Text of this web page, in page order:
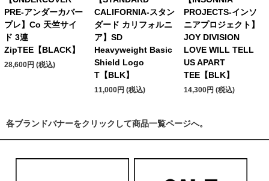
PRE-アンダーカバー
プレ】Co 天竺サイ
ド 3連
ZipTEE【BLACK】
28,600円 (税込)
CALIFORNIA-スタン
ダード カリフォルニ
ア】SD
Heavyweight Basic
Shield Logo
T【BLK】
11,000円 (税込)
PROJECTS-インソ
ニアプロジェクト】
JOY DIVISION
LOVE WILL TELL
US APART
TEE【BLK】
14,300円 (税込)
各ブランドバナーをクリックして商品一覧ページへ。